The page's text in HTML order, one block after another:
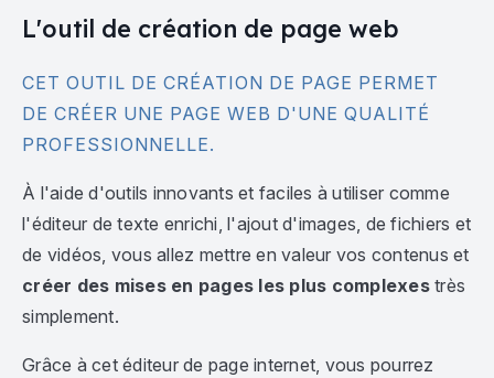
L'outil de création de page web
CET OUTIL DE CRÉATION DE PAGE PERMET
DE CRÉER UNE PAGE WEB D'UNE QUALITÉ
PROFESSIONNELLE.
À l'aide d'outils innovants et faciles à utiliser comme
l'éditeur de texte enrichi, l'ajout d'images, de fichiers et
de vidéos, vous allez mettre en valeur vos contenus et
créer des mises en pages les plus complexestrès
simplement.
Grâce à cet éditeur de page internet, vous pourrez